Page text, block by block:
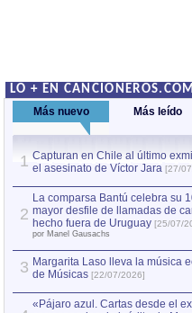
LO + EN CANCIONEROS.COM
Más nuevo Más leído
1 Capturan en Chile al último
el asesinato de Víctor Jara [27/
2
La comparsa Bantú celebra su
mayor desfile de llamadas de
hecho fuera de Uruguay [25/07/
por Manel Gausachs
3 Margarita Laso lleva la música
de Músicas [22/07/2026]
«Pájaro azul. Cartas desde el